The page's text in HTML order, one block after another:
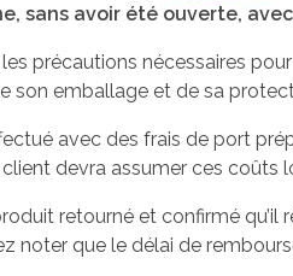
sans avoir été ouverte,
précautions nécessaires
son emballage et de sa
avec des frais de port
client devra assumer ces
retourné et confirmé
noter que le délai de